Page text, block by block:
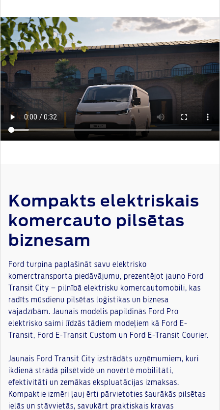
Kompakts elektriskais
komercauto pilsētas
biznesam
Ford turpina paplašināt savu elektrisko
komerctransporta piedāvājumu, prezentējot jauno Ford
Transit City – pilnībā elektrisku komercautomobili, kas
radīts mūsdienu pilsētas loģistikas un biznesa
vajadzībām. Jaunais modelis papildinās Ford Pro
elektrisko saimi līdzās tādiem modeļiem kā Ford E-
Transit, Ford E-Transit Custom un Ford E-Transit Courier.
Jaunais Ford Transit City izstrādāts uzņēmumiem, kuri
ikdienā strādā pilsētvidē un novērtē mobilitāti,
efektivitāti un zemākas ekspluatācijas izmaksas.
Kompaktie izmēri ļauj ērti pārvietoties šaurākās pilsētas
ielās un stāvvietās, savukārt praktiskais kravas